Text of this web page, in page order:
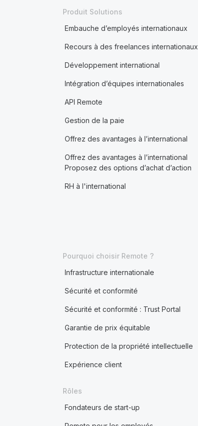
Produit Solutions
Embauche d’employés internationaux
Recours à des freelances internationaux
Développement international
Intégration d’équipes internationales
API Remote
Gestion de la paie
Offrez des avantages à l’international
Offrez des avantages à l’international
Proposez des options d’achat d’action
RH à l'international
Pourquoi choisir Remote ?
Infrastructure internationale
Sécurité et conformité
Sécurité et conformité : Trust Portal
Garantie de prix équitable
Protection de la propriété intellectuelle
Expérience client
Rôles
Fondateurs de start-up